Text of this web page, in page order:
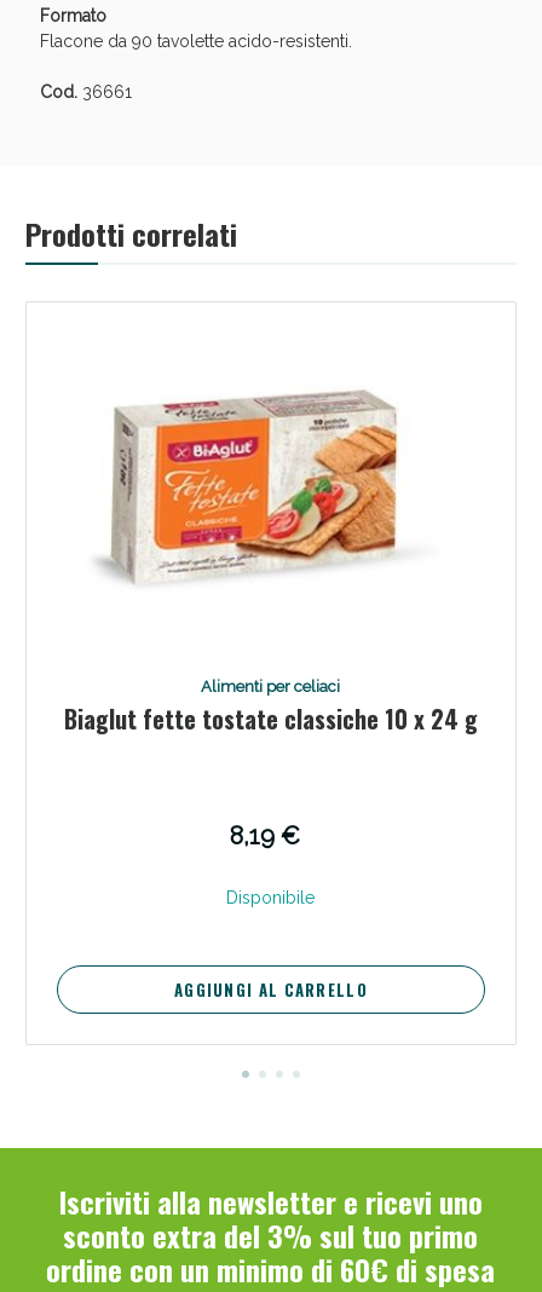
Formato
Flacone da 90 tavolette acido-resistenti.
Cod.36661
Prodotti correlati
Alimenti per celiaci
Biaglut fette tostate classiche 10 x 24 g
8,19 €
Disponibile
AGGIUNGI AL CARRELLO
Iscriviti alla newsletter e ricevi uno
sconto extra del 3% sul tuo primo
ordine con un minimo di 60€ di spesa